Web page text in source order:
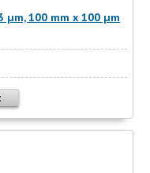
µm, 100 mm x 100 µm